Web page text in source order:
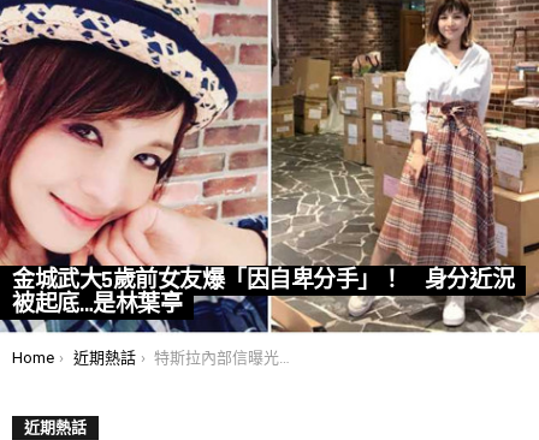
金城武大5歲前女友爆「因自卑分手」！ 身分近況
被起底…是林葉亭
You are here:
Home 近期熱話 特斯拉內部信曝光！馬斯克警告 :「做不到這3件事」立刻辭職
近期熱話